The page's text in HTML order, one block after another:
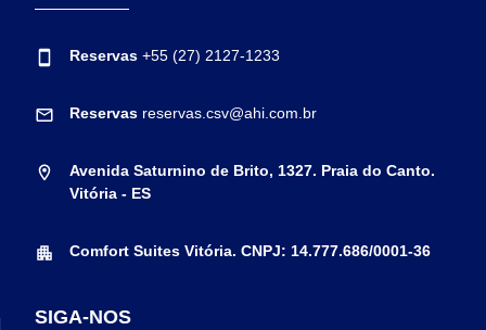
Reservas +55 (27) 2127-1233
Reservas reservas.csv@ahi.com.br
Avenida Saturnino de Brito, 1327. Praia do Canto.
Vitória - ES
Comfort Suites Vitória. CNPJ: 14.777.686/0001-36
SIGA-NOS